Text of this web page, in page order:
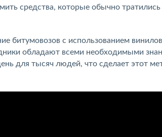
средства, которые обычно
битумовозов с использованием
обладают всеми необходимыми
для тысяч людей, что сделает этот